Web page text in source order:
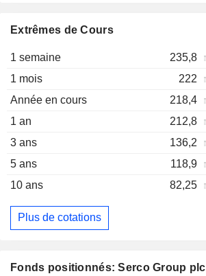
Extrêmes de Cours
1 semaine 235,8
1 mois
222
Année en cours
218,4
1 an
212,8
3 ans
136,2
5 ans
118,9
10 ans
82,25
Plus de cotations
Fonds positionnés: Serco Group plc